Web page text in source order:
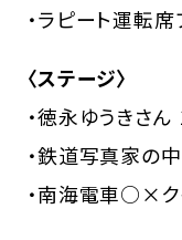
・ラピート運転席
〈ステージ〉
・徳永ゆうきさ
・鉄道写真家の
・南海電車○×ク